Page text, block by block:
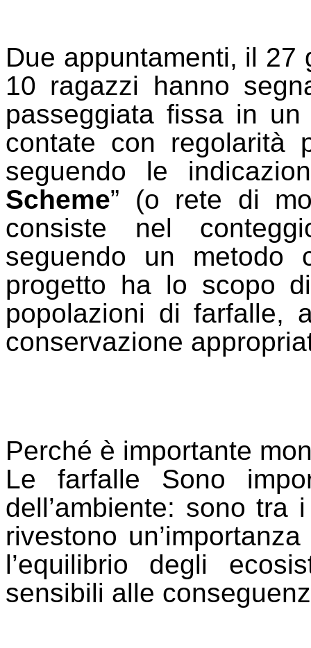
Due appuntamenti, il
10 ragazzi hanno
passeggiata fissa in
contate con regolarità
seguendo le
Scheme” (o rete di
consiste nel
seguendo un metodo
progetto ha lo scopo
popolazioni di farfalle,
conservazione
Perché è importante
Le farfalle Sono
dell’ambiente: sono tra
rivestono
l’equilibrio degli
sensibili alle